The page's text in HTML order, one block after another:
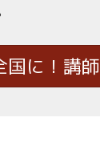
国に！講